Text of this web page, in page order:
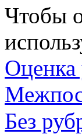
Чтобы
Оценка
Без